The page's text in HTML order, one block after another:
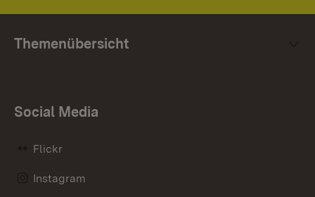
Themenübersicht
Social Media
Flickr
Instagram